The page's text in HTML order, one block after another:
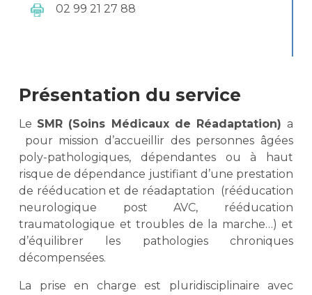
02 99 21 27 88
Présentation du service
Le SMR (Soins Médicaux de Réadaptation)a
pour mission d’accueillir des personnes âgées
poly-pathologiques, dépendantes ou à haut
risque de dépendance justifiant d’une prestation
de rééducation et de réadaptation (rééducation
neurologique post AVC, rééducation
traumatologique et troubles de la marche…) et
d’équilibrer les pathologies chroniques
décompensées.
La prise en charge est pluridisciplinaire avec